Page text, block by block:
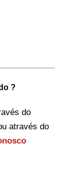
?
do
através do